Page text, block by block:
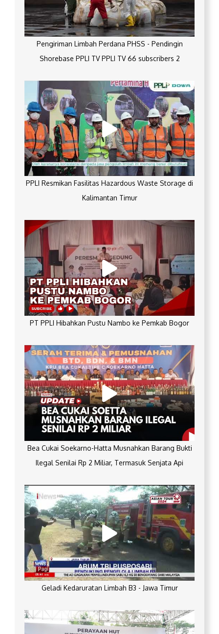
Pengiriman Limbah Perdana PHSS - Pendingin
Shorebase PPLI TV PPLI TV 66 subscribers 2
PPLI Resmikan Fasilitas Hazardous Waste Storage di
Kalimantan Timur
PT PPLI Hibahkan Pustu Nambo ke Pemkab Bogor
Bea Cukai Soekarno-Hatta Musnahkan Barang Bukti
Ilegal Senilai Rp 2 Miliar, Termasuk Senjata Api
Geladi Kedaruratan Limbah B3 - Jawa Timur